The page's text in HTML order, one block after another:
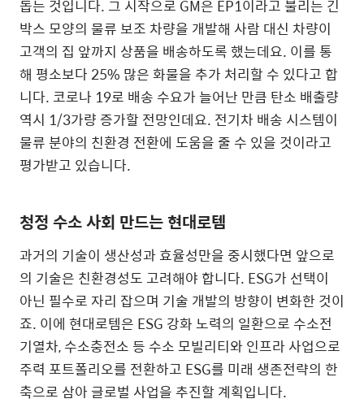
돕는 것입니다. 그 시작으로 GM은 EP1이라고 불리는 긴
박스 모양의 물류 보조 차량을 개발해 사람 대신 차량이
고객의 집 앞까지 상품을 배송하도록 했는데요. 이를 통
해 평소보다 25% 많은 화물을 추가 처리할 수 있다고 합
니다. 코로나 19로 배송 수요가 늘어난 만큼 탄소 배출량
역시 1/3가량 증가할 전망인데요. 전기차 배송 시스템이
물류 분야의 친환경 전환에 도움을 줄 수 있을 것이라고
평가받고 있습니다.
청정 수소 사회 만드는 현대로템
과거의 기술이 생산성과 효율성만을 중시했다면 앞으로
의 기술은 친환경성도 고려해야 합니다. ESG가 선택이
아닌 필수로 자리 잡으며 기술 개발의 방향이 변화한 것이
죠. 이에 현대로템은 ESG 강화 노력의 일환으로 수소전
기열차, 수소충전소 등 수소 모빌리티와 인프라 사업으로
주력 포트폴리오를 전환하고 ESG를 미래 생존전략의 한
축으로 삼아 글로벌 사업을 추진할 계획입니다.